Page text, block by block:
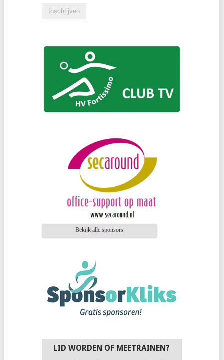
Bekijk alle sponsors
LID WORDEN OF MEETRAINEN?